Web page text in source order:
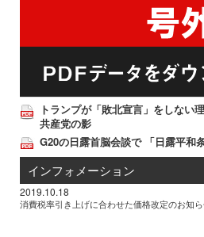
トランプが「敗北宣言」をしない
共産党の影
G20の日露首脳会談で 「日露平和
インフォメーション
2019.10.18
消費税率引き上げに合わせた価格改定のお知